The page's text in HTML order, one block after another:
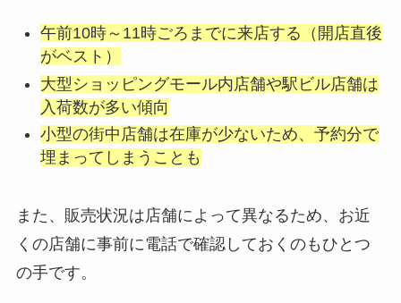
午前10時～11時ごろまでに来店する（開店直後
がベスト）
大型ショッピングモール内店舗や駅ビル店舗は
入荷数が多い傾向
小型の街中店舗は在庫が少ないため、予約分で
埋まってしまうことも
また、販売状況は店舗によって異なるため、お近
くの店舗に事前に電話で確認しておくのもひとつ
の手です。